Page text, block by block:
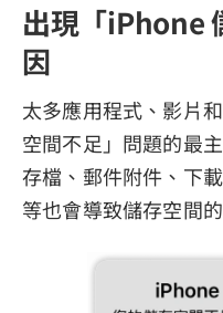
出現「iPhone
因
太多應用程式、影片
空間不足」問題的最
存檔、郵件附件、下
等也會導致儲存空間